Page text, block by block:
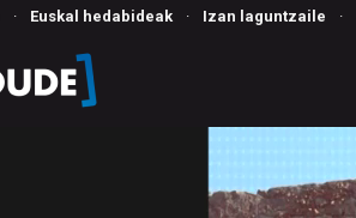
· Euskal hedabideak · Izan laguntzaile ·